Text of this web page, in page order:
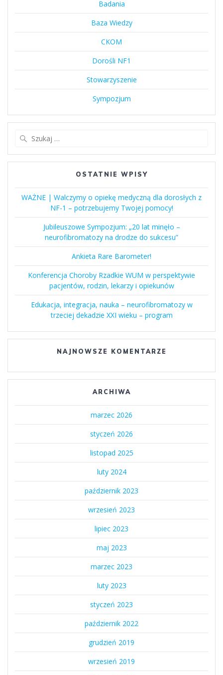
Badania
Baza Wiedzy
CKOM
Dorośli NF1
Stowarzyszenie
Sympozjum
OSTATNIE WPISY
WAŻNE | Walczymy o opiekę medyczną dla dorosłych z
NF-1 – potrzebujemy Twojej pomocy!
Jubileuszowe Sympozjum: „20 lat minęło –
neurofibromatozy na drodze do sukcesu”
Ankieta Rare Barometer!
Konferencja Choroby Rzadkie WUM w perspektywie
pacjentów, rodzin, lekarzy i opiekunów
Edukacja, integracja, nauka – neurofibromatozy w
trzeciej dekadzie XXI wieku – program
NAJNOWSZE KOMENTARZE
ARCHIWA
marzec 2026
styczeń 2026
listopad 2025
luty 2024
październik 2023
wrzesień 2023
lipiec 2023
maj 2023
marzec 2023
luty 2023
styczeń 2023
październik 2022
grudzień 2019
wrzesień 2019